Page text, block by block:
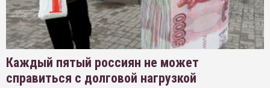
Каждый пятый россиян не может
справиться с долговой нагрузкой